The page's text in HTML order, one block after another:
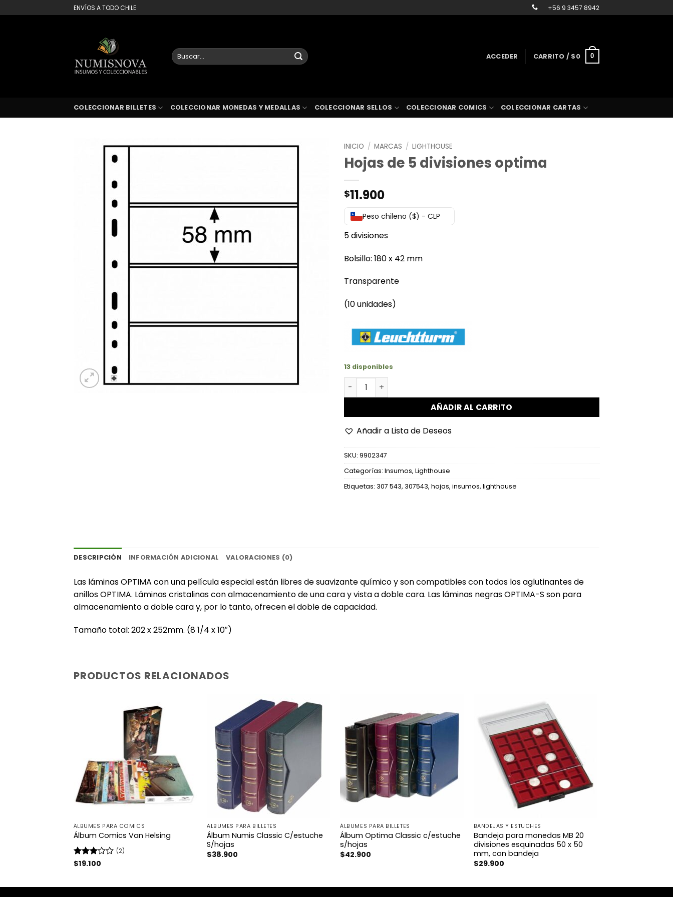
al
ENVÍOS A TODO CHILE +56 9 3457 8942
Buscar
por:
ACCEDER CARRITO / $0 0
COLECCIONAR BILLETES COLECCIONAR MONEDAS Y MEDALLAS COLECCIONAR SELLOS COLECCIONAR COMICS COLECCIONAR CARTAS
INICIO / MARCAS / LIGHTHOUSE
Hojas de 5 divisiones optima
$11.900
Peso chileno ($) - CLP
5 divisiones
Bolsillo: 180 x 42 mm
Transparente
(10 unidades)
13 disponibles
Hojas de 5 divisiones optima cantidad
AÑADIR AL CARRITO
Añadir a Lista de Deseos
SKU: 9902347
Categorías: Insumos, Lighthouse
Etiquetas: 307 543, 307543, hojas, insumos, lighthouse
DESCRIPCIÓN INFORMACIÓN ADICIONAL VALORACIONES (0)
‎Las láminas OPTIMA con una película especial están libres de suavizante químico y son compatibles con todos los aglutinantes de
anillos OPTIMA. Láminas cristalinas con almacenamiento de una cara y vista a doble cara. Las láminas negras OPTIMA-S son para
almacenamiento a doble cara y, por lo tanto, ofrecen el doble de capacidad. ‎
‎Tamaño total: 202 x 252mm. (8 1/4 x 10″)‎
PRODUCTOS RELACIONADOS
ÁLBUMES PARA COMICS
Álbum Comics Van Helsing
Valorado
(2)
$19.100
ÁLBUMES PARA BILLETES
Álbum Numis Classic C/estuche
S/hojas
$38.900
ÁLBUMES PARA BILLETES
Álbum Optima Classic c/estuche
s/hojas
$42.900
BANDEJAS Y ESTUCHES
Bandeja para monedas MB 20
divisiones esquinadas 50 x 50
mm, con bandeja
$29.900
hasta